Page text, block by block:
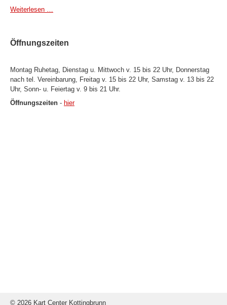
Weiterlesen …
Öffnungszeiten
Montag Ruhetag, Dienstag u. Mittwoch v. 15 bis 22 Uhr, Donnerstag
nach tel. Vereinbarung, Freitag v. 15 bis 22 Uhr, Samstag v. 13 bis 22
Uhr, Sonn- u. Feiertag v. 9 bis 21 Uhr.
Öffnungszeiten - hier
© 2026 Kart Center Kottingbrunn